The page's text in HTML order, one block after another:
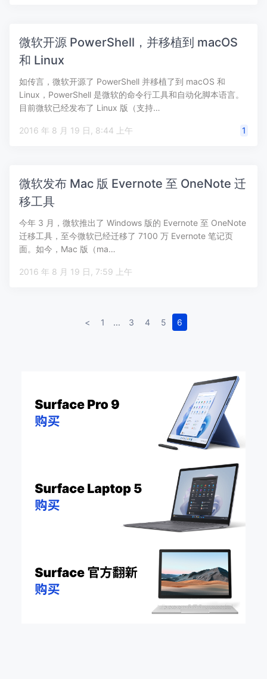
微软开源 PowerShell，并移植到 macOS
和 Linux
如传言，微软开源了 PowerShell 并移植了到 macOS 和
Linux，PowerShell 是微软的命令行工具和自动化脚本语言。
目前微软已经发布了 Linux 版（支持…
2016 年 8 月 19 日, 8:44 上午 1
微软发布 Mac 版 Evernote 至 OneNote 迁
移工具
今年 3 月，微软推出了 Windows 版的 Evernote 至 OneNote
迁移工具，至今微软已经迁移了 7100 万 Evernote 笔记页
面。如今，Mac 版（ma…
2016 年 8 月 19 日, 7:59 上午
< 1 ... 3 4 5 6